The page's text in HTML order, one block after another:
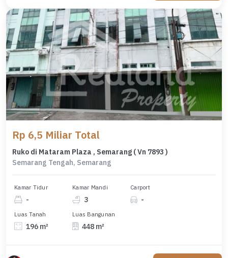
Rp 6,5 Miliar Total
Ruko di Mataram Plaza , Semarang ( Vn 7893 )
Semarang Tengah, Semarang
Kamar Tidur
-
Kamar Mandi
3
Carport
-
Luas Tanah
196 m²
Luas Bangunan
448 m²